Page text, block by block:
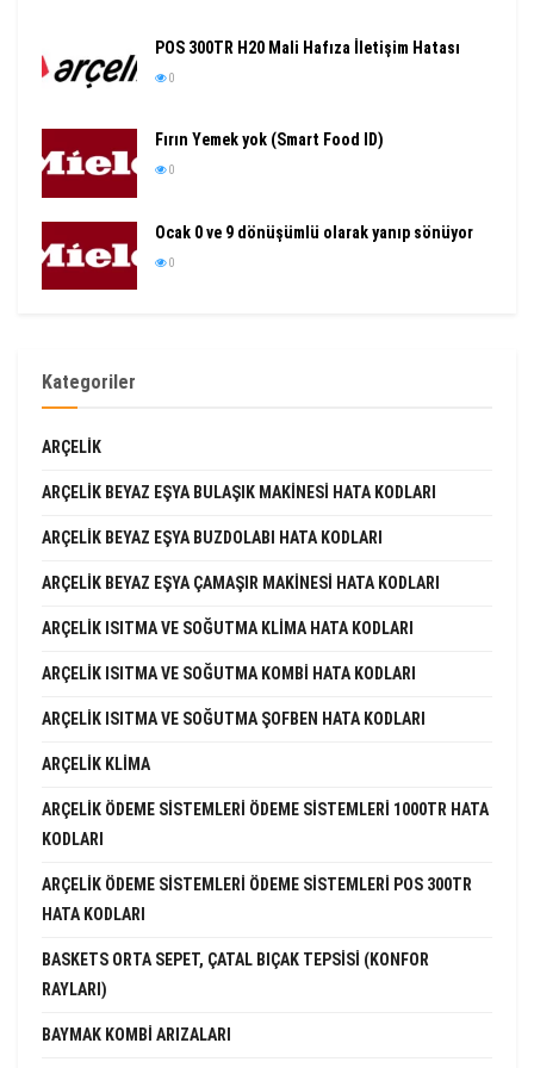
POS 300TR H20 Mali Hafıza İletişim Hatası
0
Fırın Yemek yok (Smart Food ID)
0
Ocak 0 ve 9 dönüşümlü olarak yanıp sönüyor
0
Kategoriler
ARÇELIK
ARÇELIK BEYAZ EŞYA BULAŞIK MAKINESI HATA KODLARI
ARÇELIK BEYAZ EŞYA BUZDOLABI HATA KODLARI
ARÇELIK BEYAZ EŞYA ÇAMAŞIR MAKINESI HATA KODLARI
ARÇELIK ISITMA VE SOĞUTMA KLIMA HATA KODLARI
ARÇELIK ISITMA VE SOĞUTMA KOMBI HATA KODLARI
ARÇELIK ISITMA VE SOĞUTMA ŞOFBEN HATA KODLARI
ARÇELIK KLIMA
ARÇELIK ÖDEME SISTEMLERI ÖDEME SISTEMLERI 1000TR HATA
KODLARI
ARÇELIK ÖDEME SISTEMLERI ÖDEME SISTEMLERI POS 300TR
HATA KODLARI
BASKETS ORTA SEPET, ÇATAL BIÇAK TEPSISI (KONFOR
RAYLARI)
BAYMAK KOMBI ARIZALARI